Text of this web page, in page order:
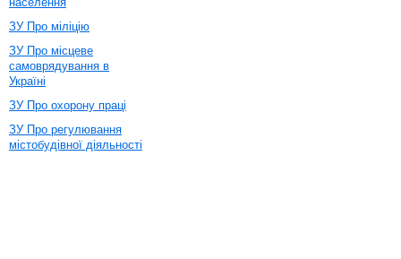
ЗУ Про міліцію
ЗУ Про місцеве
самоврядування в
Україні
ЗУ Про охорону праці
ЗУ Про регулювання
містобудівної діяльності